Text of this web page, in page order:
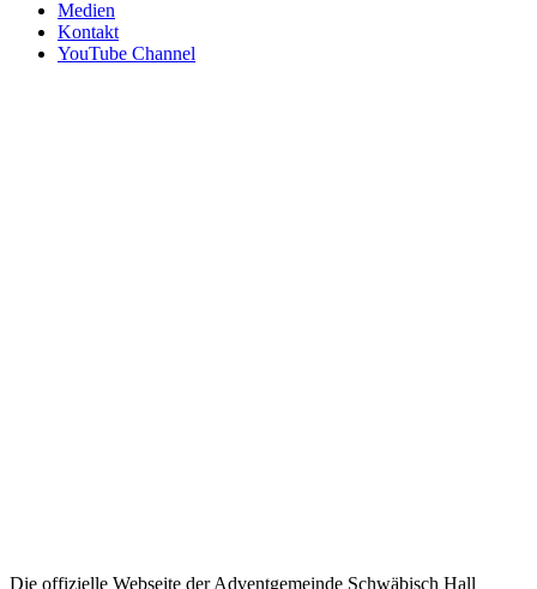
Medien
Kontakt
YouTube Channel
Die offizielle Webseite der Adventgemeinde Schwäbisch Hall